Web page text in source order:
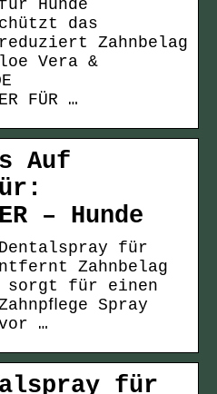
Hunde
das
Zahnbelag
Vera &
FÜR …
Auf
– Hunde
Dentalspray für
Zahnbelag
sorgt für einen
Spray
…
für